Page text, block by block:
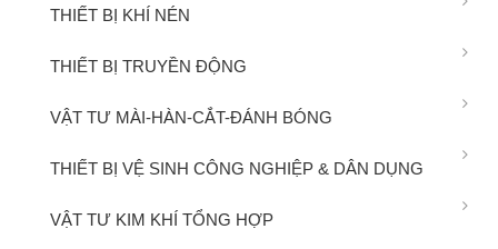
THIẾT BỊ KHÍ NÉN
THIẾT BỊ TRUYỀN ĐỘNG
VẬT TƯ MÀI-HÀN-CẮT-ĐÁNH BÓNG
THIẾT BỊ VỆ SINH CÔNG NGHIỆP & DÂN DỤNG
VẬT TƯ KIM KHÍ TỔNG HỢP